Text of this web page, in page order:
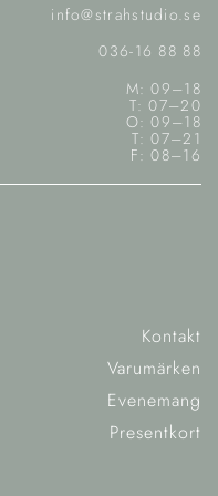
info@strahstudio.se
036-16 88 88
M: 09–18
T: 07–20
O: 09–18
T: 07–21
F: 08–16
Kontakt
Varumärken
Evenemang
Presentkort